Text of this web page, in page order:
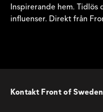
Inspirerande hem. Tidlös
influenser. Direkt från
Kontakt Front of Sweden